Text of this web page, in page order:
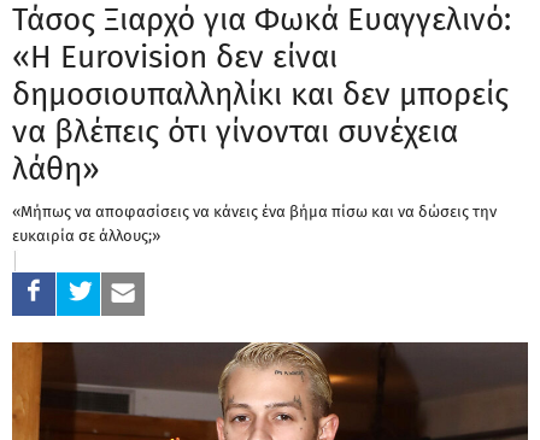
Τάσος Ξιαρχό για Φωκά Ευαγγελινό:
«Η Eurovision δεν είναι
δημοσιουπαλληλίκι και δεν μπορείς
να βλέπεις ότι γίνονται συνέχεια
λάθη»
«Μήπως να αποφασίσεις να κάνεις ένα βήμα πίσω και να δώσεις την
ευκαιρία σε άλλους;»